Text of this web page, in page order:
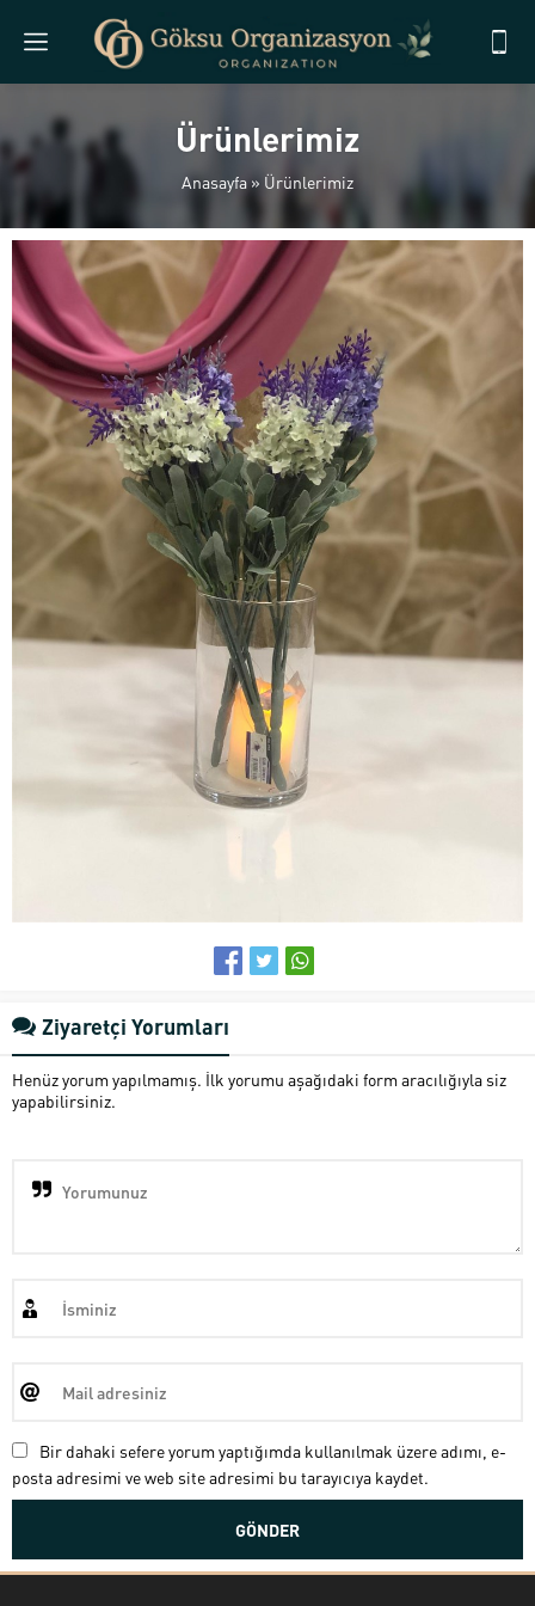
Ürünlerimiz
Anasayfa» Ürünlerimiz
Ziyaretçi Yorumları
Henüz yorum yapılmamış. İlk yorumu aşağıdaki form aracılığıyla siz
yapabilirsiniz.
Bir dahaki sefere yorum yaptığımda kullanılmak üzere adımı, e-
posta adresimi ve web site adresimi bu tarayıcıya kaydet.